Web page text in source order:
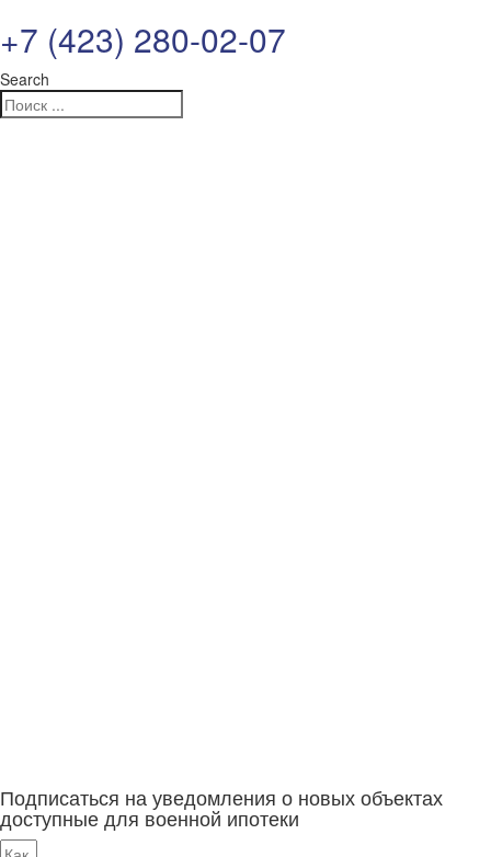
+7 (423) 280-02-07
Search
Подписаться на уведомления о новых объектах
доступные для военной ипотеки